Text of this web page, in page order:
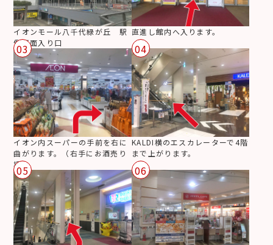
イオンモール八千代緑が丘 駅
側正面入り口
直進し館内へ入ります。
03
イオン内スーパーの手前を右に
曲がります。（右手にお酒売り
場）
04
KALDI横のエスカレーターで4階
まで上がります。
05 06